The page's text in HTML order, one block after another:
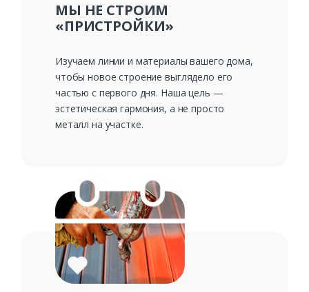
МЫ НЕ СТРОИМ
«ПРИСТРОЙКИ»
Изучаем линии и материалы вашего дома,
чтобы новое строение выглядело его
частью с первого дня. Наша цель —
эстетическая гармония, а не просто
металл на участке.